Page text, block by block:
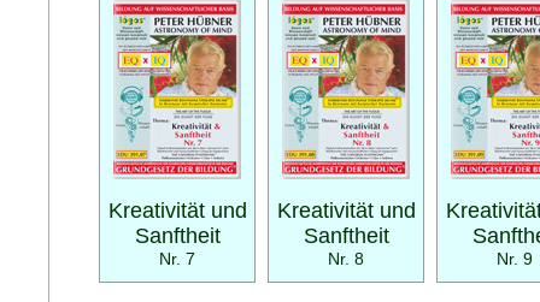
Kreativität und
Sanftheit
Nr. 7
Kreativität und
Sanftheit
Nr. 8 Nr. 9